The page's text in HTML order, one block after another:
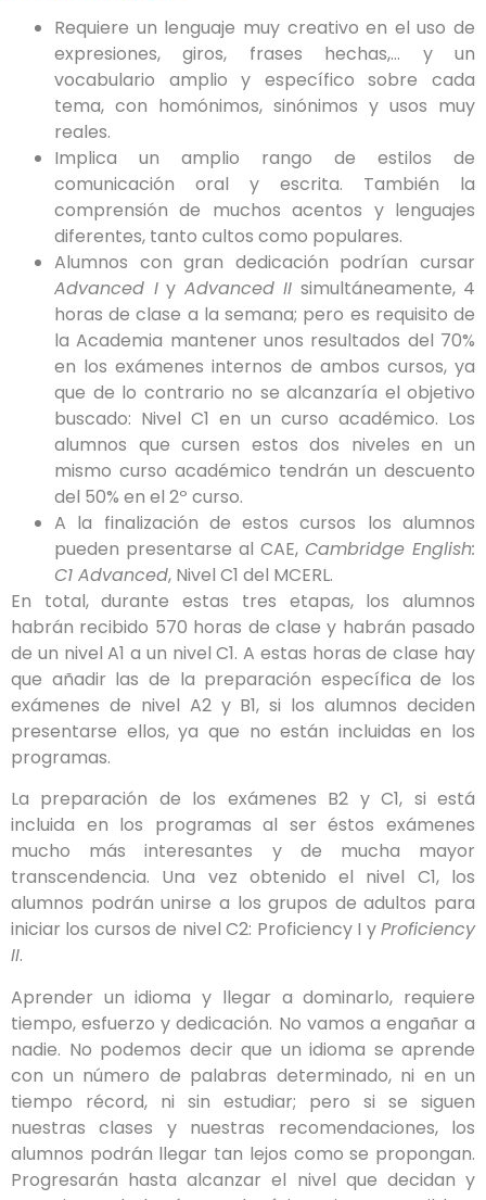
Requiere un lenguaje muy creativo en el uso de
expresiones, giros, frases hechas,… y un
vocabulario amplio y específico sobre cada
tema, con homónimos, sinónimos y usos muy
reales.
Implica un amplio rango de estilos de
comunicación oral y escrita. También la
comprensión de muchos acentos y lenguajes
diferentes, tanto cultos como populares.
Alumnos con gran dedicación podrían cursar
Advanced Iy Advanced II simultáneamente, 4
horas de clase a la semana; pero es requisito de
la Academia mantener unos resultados del 70%
en los exámenes internos de ambos cursos, ya
que de lo contrario no se alcanzaría el objetivo
buscado: Nivel C1 en un curso académico. Los
alumnos que cursen estos dos niveles en un
mismo curso académico tendrán un descuento
del 50% en el 2º curso.
A la finalización de estos cursos los alumnos
pueden presentarse al CAE, Cambridge English:
C1 Advanced, Nivel C1 del MCERL.
En total, durante estas tres etapas, los alumnos
habrán recibido 570 horas de clase y habrán pasado
de un nivel A1 a un nivel C1. A estas horas de clase hay
que añadir las de la preparación específica de los
exámenes de nivel A2 y B1, si los alumnos deciden
presentarse ellos, ya que no están incluidas en los
programas.
La preparación de los exámenes B2 y C1, si está
incluida en los programas al ser éstos exámenes
mucho más interesantes y de mucha mayor
transcendencia. Una vez obtenido el nivel C1, los
alumnos podrán unirse a los grupos de adultos para
iniciar los cursos de nivel C2: Proficiency I yProficiency
II.
Aprender un idioma y llegar a dominarlo, requiere
tiempo, esfuerzo y dedicación. No vamos a engañar a
nadie. No podemos decir que un idioma se aprende
con un número de palabras determinado, ni en un
tiempo récord, ni sin estudiar; pero si se siguen
nuestras clases y nuestras recomendaciones, los
alumnos podrán llegar tan lejos como se propongan.
Progresarán hasta alcanzar el nivel que decidan y